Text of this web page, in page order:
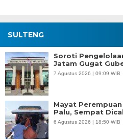
SULTENG
Soroti
Jatam Gugat
7 Agustus 2026 | 09:09 WIB
Mayat
Palu, Sempat
6 Agustus 2026 | 18:50 WIB